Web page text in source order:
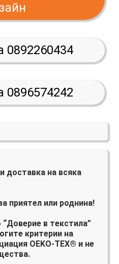
0892260434
0896574242
доставка на всяка
приятел или роднина!
в текстила”
критерии на
OEKO-TEX® и не